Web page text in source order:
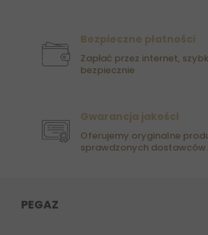
Bezpieczne płatności
Zapłać przez internet,
bezpiecznie
Gwarancja jakości
Oferujemy oryginalne
sprawdzonych dostawców.
PEGAZ